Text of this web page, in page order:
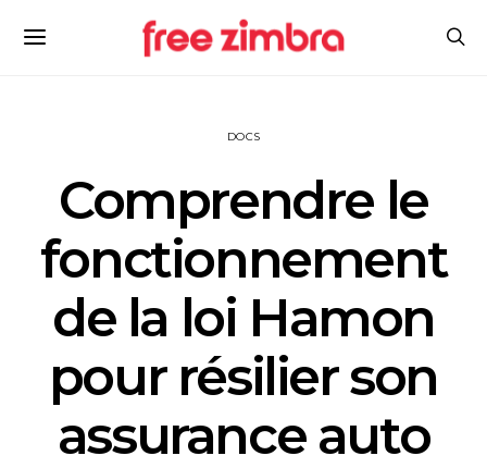
DOCS
Comprendre le
fonctionnement
de la loi Hamon
pour résilier son
assurance auto